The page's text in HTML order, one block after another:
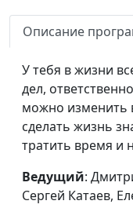
Женский праздник и
права современных
женщин
Описание
У тебя в жизни
дел,
можно изменить
сделать жизнь
тратить время и
Ведущий:
Сергей Катаев,